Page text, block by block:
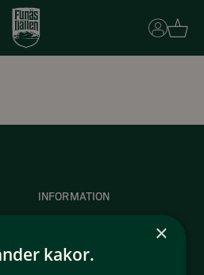
Basket
INFORMATION
Om oss
×
kakor.